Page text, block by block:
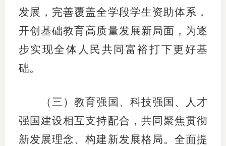
发展，完善覆盖全学段学生资助体系，
开创基础教育高质量发展新局面，为逐
步实现全体人民共同富裕打下更好基
础。
（三）教育强国、科技强国、人才
强国建设相互支持配合，共同聚焦贯彻
新发展理念、构建新发展格局。全面提